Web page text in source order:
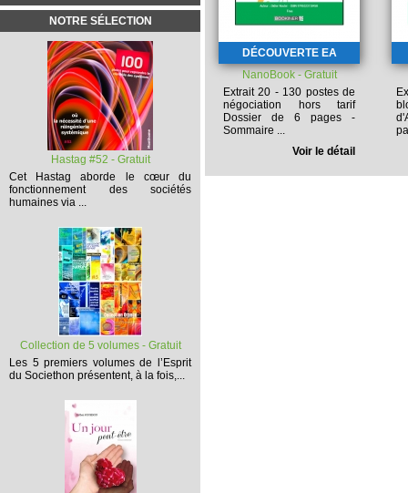
NOTRE SÉLECTION
Hastag #52 - Gratuit
Cet
Hastag aborde le cœur du
fonctionnement des sociétés
humaines via ...
Collection de 5 volumes - Gratuit
Les 5 premiers volumesde l’Esprit
du Societhon présentent, à la fois,...
DÉCOUVERTE EA
NanoBook - Gratuit
Extrait 20 - 130 postes de
négociation hors tarif
Dossier de 6 pages -
Sommaire ...
Voir le détail